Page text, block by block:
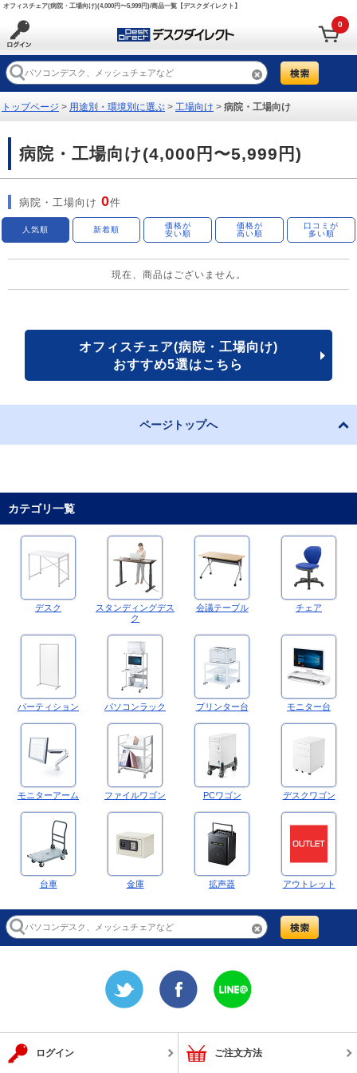
オフィスチェア(病院・工場向け)(4,000円〜5,999円)/商品一覧【デスクダイレクト】
0
トップページ > 用途別・環境別に選ぶ > 工場向け > 病院・工場向け
病院・工場向け(4,000円〜5,999円)
病院・工場向け 0件
人気順 新着順
価格が
安い順
価格が
高い順
口コミが
多い順
現在、商品はございません。
オフィスチェア(病院・工場向け)
おすすめ5選はこちら
ページトップへ
カテゴリ一覧
デスク
スタンディングデス
ク
会議テーブル チェア
パーティション パソコンラック プリンター台 モニター台
モニターアーム ファイルワゴン PCワゴン デスクワゴン
台車 金庫 拡声器 アウトレット
ログイン ご注文方法